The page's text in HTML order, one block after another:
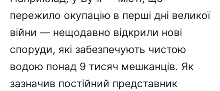
пережило окупацію в перші дні великої
війни — нещодавно відкрили нові
споруди, які забезпечують чистою
водою понад 9 тисяч мешканців. Як
зазначив постійний представник